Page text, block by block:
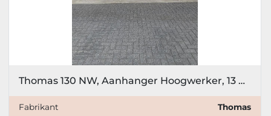
Filter toepassen Filter wissen
Thomas 130 NW, Aanhanger Hoogwerker, 13 meter
Fabrikant Thomas